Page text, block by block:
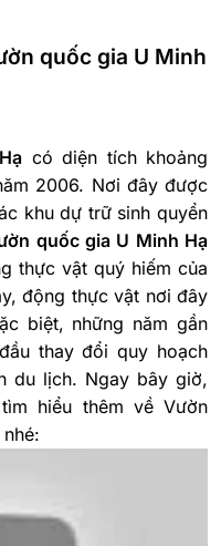
quốc gia U Minh
có diện tích khoảng
2006. Nơi đây được
khu dự trữ sinh quyển
quốc gia U Minh Hạ
thực vật quý hiếm của
động thực vật nơi đây
biệt, những năm gần
thay đổi quy hoạch
du lịch. Ngay bây giờ,
hiểu thêm về Vườn